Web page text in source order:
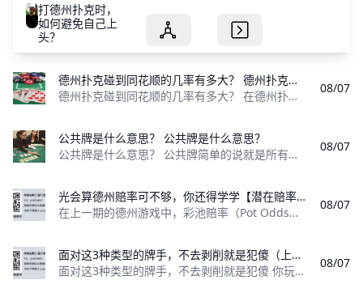
打德州扑克时，
如何避免自己上
头？
德州扑克碰到同花顺的几率有多大？ 德州扑克碰到同花顺的几率有多大？
德州扑克碰到同花顺的几率有多大？ 在德州扑克游戏中，同花和顺子都是非常强的牌形，那么把同花和顺子强强结合的同花顺，那是更加无敌了。 但本文中要说
08/07
公共牌是什么意思？ 公共牌是什么意思？
公共牌是什么意思？ 公共牌简单的说就是所有玩家一起都可以共用的牌（一共5张公共牌）。 根据德州扑克的游戏规则，每个玩家首先会发到其他人不能看见，
08/07
光会算德州赔率可不够，你还得学学【潜在赔率】上篇 在上一期的内容中，我们跟大家介绍了“赔率到底是什么？算出赔率有什么用？”
在上一期的德州游戏中，彩池赔率（Pot Odds，简称赔率）只考虑了已经进入底池的资金；但是在摊牌之前还可能有更多的资金进入底池。这个时候就要
08/07
面对这3种类型的牌手，不去剥削就是犯傻（上篇） 面对这3种类型的牌手，不去剥削就是犯傻
面对这3种类型的牌手，不去剥削就是犯傻 你玩德扑APP的目标是赚到尽可能多的钱。为了做到那点，你必须最大程度地剥削你的对手，尽管这并不总是可能
08/07